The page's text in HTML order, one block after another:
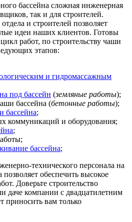
бассейна сложная инженерная
так и для строителей.
и строителей позволяет
идеи наших клиентов. Готовы
работ, по строительству чаши
этапов:
и гидромассажным
под бассейн (земляные работы);
бассейна (бетонные работы);
бассейна;
коммуникаций и оборудования;
;
бассейна;
технического персонала на
позволяет обеспечить высокое
Доверьте строительство
даче компании с двадцатилетним
приносить вам только